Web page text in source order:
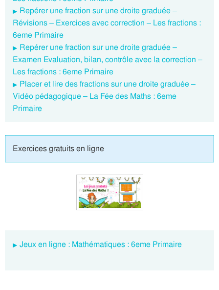
Repérer une fraction sur une droite graduée –
Révisions – Exercices avec correction – Les fractions :
6eme Primaire
Repérer une fraction sur une droite graduée –
Examen Evaluation, bilan, contrôle avec la correction –
Les fractions : 6eme Primaire
Placer et lire des fractions sur une droite graduée –
Vidéo pédagogique – La Fée des Maths : 6eme
Primaire
Exercices gratuits en ligne
Jeux en ligne : Mathématiques : 6eme Primaire